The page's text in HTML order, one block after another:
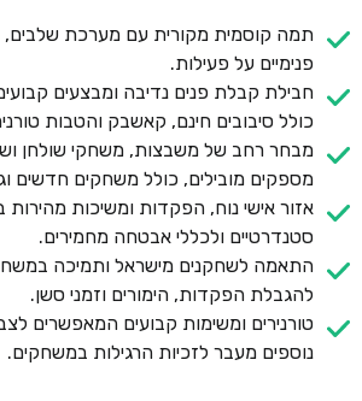
תמה קוסמית מקורית עם מערכת שלבים,
פנימיים על פעילות.
חבילת קבלת פנים נדיבה ומבצעים
כולל סיבובים חינם, קאשבק והטבות
מבחר רחב של משבצות, משחקי שולחן
מספקים מובילים, כולל משחקים חדשים
אזור אישי נוח, הפקדות ומשיכות מהירות
סטנדרטיים ולכללי אבטחה מחמירים.
התאמה לשחקנים מישראל ותמיכה
להגבלת הפקדות, הימורים וזמני סשן.
טורנירים ומשימות קבועים המאפשרים
נוספים מעבר לזכיות הרגילות במשחקים.